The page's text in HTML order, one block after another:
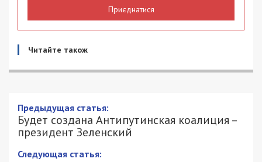
Приєднатися
Читайте також
Будет создана Антипутинская
коалиция – президент Зеленский
24/02/2022 - 10:28